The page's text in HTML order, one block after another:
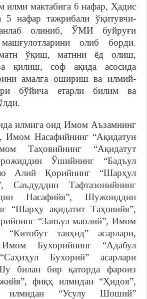
илми мактабига 6 нафар, Ҳадис
5 нафар тажрибали ўқитувчи-
олиниб, ЎМИ буйруғи
олиб борди.
матн ўқиш, матнни ёд олиш,
қилиш, соф ақида асосида
амалга ошириш ва илмий-
бўйича етарли билим ва
илмига оид Имом Аъзамнинг
Имом Насафийнинг “Ақидатун
Таҳовийнинг “Ақидатут
Ўшийнинг “Бадъул
Алий Қорийнинг “Шарҳул
Саъдуддин Тафтазонийнинг
Насафийя”, Шужоиддин
“Шарҳу ақидатит Таҳовийя”,
“Завъул маолий”, Имом
“Китобут тавҳид” асарлари,
Бухорийнинг “Адабул
Бухорий” асарлари
билан бир қаторда фароиз
фиқҳ илмидан “Ҳидоя”,
илмидан “Усулу Шоший”